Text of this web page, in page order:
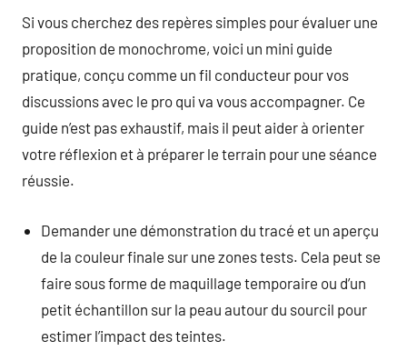
Si vous cherchez des repères simples pour évaluer une
proposition de monochrome, voici un mini guide
pratique, conçu comme un fil conducteur pour vos
discussions avec le pro qui va vous accompagner. Ce
guide n’est pas exhaustif, mais il peut aider à orienter
votre réflexion et à préparer le terrain pour une séance
réussie.
Demander une démonstration du tracé et un aperçu
de la couleur finale sur une zones tests. Cela peut se
faire sous forme de maquillage temporaire ou d’un
petit échantillon sur la peau autour du sourcil pour
estimer l’impact des teintes.